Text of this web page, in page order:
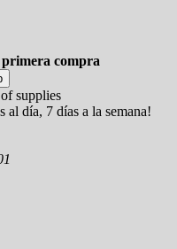
compra
al día, 7 días a la semana!